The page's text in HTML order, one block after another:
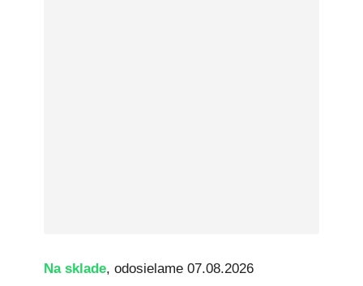
Na sklade, odosielame 07.08.2026